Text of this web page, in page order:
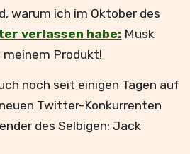
warum ich im Oktober des
verlassen habe: Musk
Produkt!
noch seit einigen Tagen auf
Twitter-Konkurrenten
des Selbigen: Jack